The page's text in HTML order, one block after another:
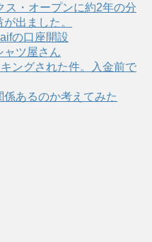
ス・オープンに約2年の分
出ました。
の口座開設
ャツ屋さん
ングされた件。入金前で
あるのか考えてみた